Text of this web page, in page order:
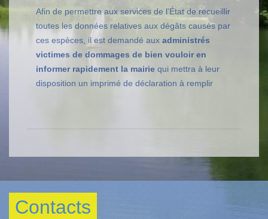
Afin de permettre aux services de l'État de recueillir
toutes les données relatives aux dégâts causés par
ces espèces, il est demandé aux administrés
victimes de dommages de bien vouloir en
informer rapidement la mairie qui mettra à leur
disposition un imprimé de déclaration à remplir
Contacts